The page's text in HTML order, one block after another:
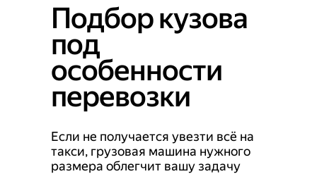
Подбор кузова
под
особенности
перевозки
Если не получается увезти всё на
такси, грузовая машина нужного
размера облегчит вашу задачу